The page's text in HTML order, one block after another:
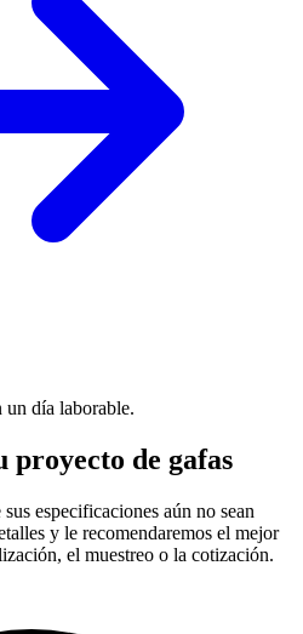
un día laborable.
proyecto de gafas
especificaciones aún no sean
y le recomendaremos el mejor
el muestreo o la cotización.